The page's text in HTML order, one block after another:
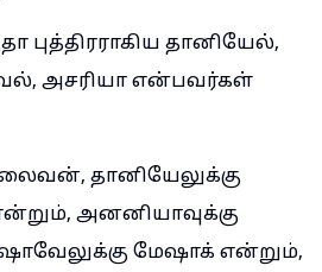
புத்திரராகிய தானியேல்,
அசரியா என்பவர்கள்
தானியேலுக்கு
அனனியாவுக்கு
மேஷாக் என்றும்,